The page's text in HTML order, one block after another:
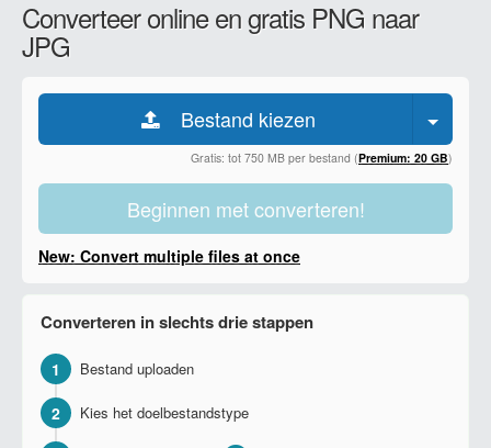
Converteer online en gratis PNG naar
JPG
Bestand kiezen
Gratis: tot 750 MB per bestand (Premium: 20 GB)
Beginnen met converteren!
New: Convert multiple files at once
Converteren in slechts drie stappen
1 Bestand uploaden
2 Kies het doelbestandstype